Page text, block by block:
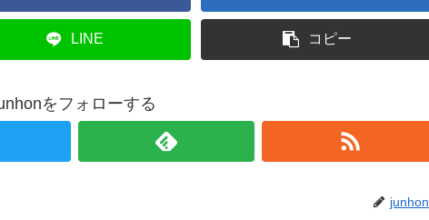
LINE コピー
をフォローする
junhon